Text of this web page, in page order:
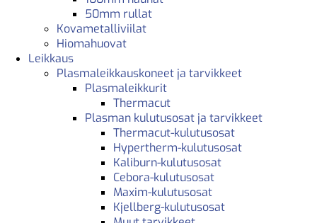
50mm rullat
Kovametalliviilat
Hiomahuovat
Leikkaus
Plasmaleikkauskoneet ja tarvikkeet
Plasmaleikkurit
Thermacut
Plasman kulutusosat ja tarvikkeet
Thermacut-kulutusosat
Hypertherm-kulutusosat
Kaliburn-kulutusosat
Cebora-kulutusosat
Maxim-kulutusosat
Kjellberg-kulutusosat